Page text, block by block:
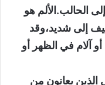
الحالب.الألم هو
إلى شديد،وقد
آلام في الظهر أو
الذين يعانون من